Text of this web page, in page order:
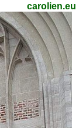
carolien.eu